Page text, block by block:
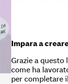
Impara a
Grazie a
come ha
per completare